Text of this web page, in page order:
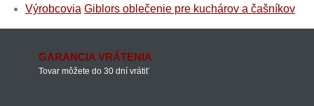
Výrobcovia Giblors oblečenie pre kuchárov a čašníkov
GARANCIA VRÁTENIA
Tovar môžete do 30 dní vrátiť